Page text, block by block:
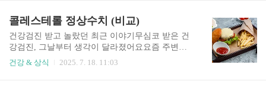
앓는다고 들었는데 막상 내가 걸리니까 꽤 불편하
더라고요. 역류성식도..
주제 중 하나라 오늘은 이걸 기준으로 얘기해보려
고 해요.당뇨에 좋은 음식과 나쁜 음식에 대해 자주
질문받는데, 이번 기회에 확실히 정리해보려고 해
요. 잘 알고 선택하면 혈당 관리가 쉬워지고, 반대
로 잘못된 정보로 식단을 구성하면 오히려 건강을
콜레스테롤 정상수치 (비교)
건강검진 받고 놀랐던 최근 이야기무심코 받은 건
강검진, 그날부터 생각이 달라졌어요요즘 주변에
서 건강검진 얘기가 부쩍 많아졌어요. 친구가 동네
건강 & 상식 2025. 7. 18. 11:03